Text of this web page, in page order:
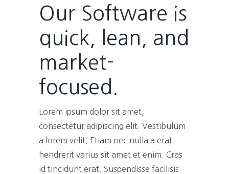
Our Software is
quick, lean, and
market-
focused.
Lorem ipsum dolor sit amet,
consectetur adipiscing elit. Vestibulum
a lorem velit. Etiam nec nulla a erat
hendrerit varius sit amet et enim. Cras
id tincidunt erat. Suspendisse facilisis